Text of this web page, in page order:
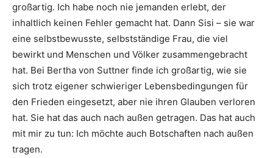
großartig. Ich habe noch nie jemanden erlebt, der
inhaltlich keinen Fehler gemacht hat. Dann Sisi – sie war
eine selbstbewusste, selbstständige Frau, die viel
bewirkt und Menschen und Völker zusammengebracht
hat. Bei Bertha von Suttner finde ich großartig, wie sie
sich trotz eigener schwieriger Lebensbedingungen für
den Frieden eingesetzt, aber nie ihren Glauben verloren
hat. Sie hat das auch nach außen getragen. Das hat auch
mit mir zu tun: Ich möchte auch Botschaften nach außen
tragen.